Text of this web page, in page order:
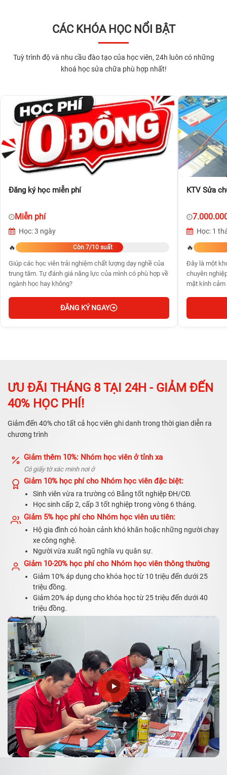
CÁC KHÓA HỌC NỔI BẬT
Tuỳ trình độ và nhu cầu đào tạo của học viên, 24h luôn có những
khoá học sửa chữa phù hợp nhất!
Đăng ký học miễn phí
Miễn phí
Học: 3 ngày
🔥
Còn 7/10 suất
Giúp các học viên trải nghiệm chất lượng dạy nghề của
trung tâm. Tự đánh giá năng lực của mình có phù hợp về
ngành học hay không?
ĐĂNG KÝ NGAY
KTV Sửa
Học: 1
🔥
Đây là một
chuyên
mặt kính
ƯU ĐÃI THÁNG 8 TẠI 24H - GIẢM ĐẾN
40% HỌC PHÍ!
Giảm đến 40% cho tất cả học viên ghi danh trong thời gian diễn ra
chương trình
Giảm thêm 10%: Nhóm học viên ở tỉnh xa
Có giấy tờ xác minh nơi ở
Giảm 10% học phí cho Nhóm học viên đặc biệt:
Sinh viên vừa ra trường có Bằng tốt nghiệp ĐH/CĐ.
Học sinh cấp 2, cấp 3 tốt nghiệp trong vòng 6 tháng.
Giảm 5% học phí cho Nhóm học viên ưu tiên:
Hộ gia đình có hoàn cảnh khó khăn hoặc những người chạy
xe công nghệ.
Người vừa xuất ngũ nghĩa vụ quân sự.
Giảm 10-20% học phí cho Nhóm học viên thông thường
Giảm 10% áp dụng cho khóa học từ 10 triệu đến dưới 25
triệu đồng.
Giảm 20% áp dụng cho khóa học từ 25 triệu đến dưới 40
triệu đồng.